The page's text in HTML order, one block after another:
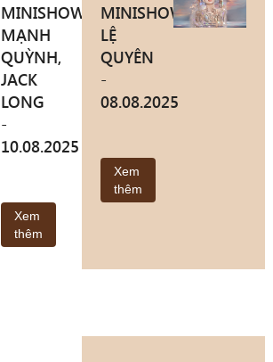
MINISHOW
MẠNH
QUỲNH,
JACK
LONG
-
10.08.2025
Xem
thêm
MINISHOW
LỆ
QUYÊN
-
08.08.2025
Xem
thêm